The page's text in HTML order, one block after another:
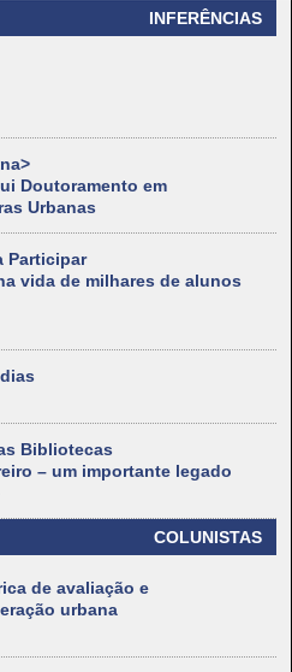
INFERÊNCIAS
Doutoramento em
Urbanas
Participar
vida de milhares de alunos
Bibliotecas
– um importante legado
COLUNISTAS
de avaliação e
urbana